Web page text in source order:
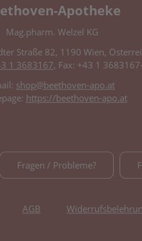
Apotheke
Mag.pharm. Welzel KG
Straße 82, 1190 Wien,
1 3683167, Fax: +43 1
shop@beethoven-apo.at
https://beethoven-apo.at
Fragen / Probleme?
AGB